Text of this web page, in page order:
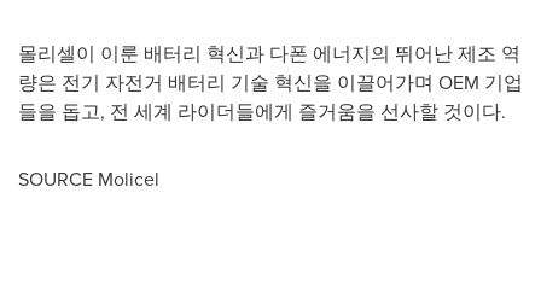
몰리셀이 이룬 배터리 혁신과 다폰 에너지의 뛰어난 제조 역
량은 전기 자전거 배터리 기술 혁신을 이끌어가며 OEM 기업
들을 돕고, 전 세계 라이더들에게 즐거움을 선사할 것이다.
SOURCE Molicel